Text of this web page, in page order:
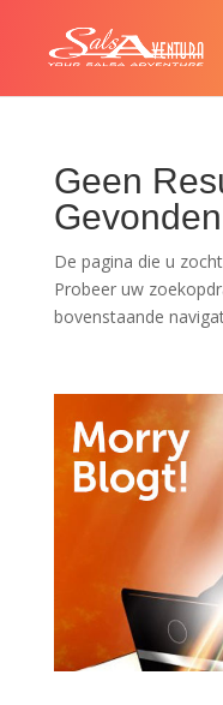
Geen
Gevonden
De pagina die u
Probeer uw
bovenstaande